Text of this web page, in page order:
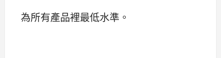
為所有產品裡最低水準。